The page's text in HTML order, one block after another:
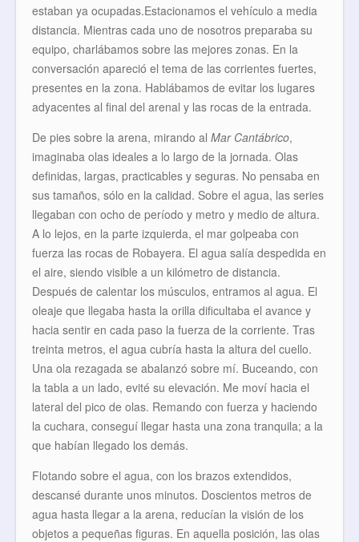
estaban ya ocupadas.Estacionamos el vehículo a media
distancia. Mientras cada uno de nosotros preparaba su
equipo, charlábamos sobre las mejores zonas. En la
conversación apareció el tema de las corrientes fuertes,
presentes en la zona. Hablábamos de evitar los lugares
adyacentes al final del arenal y las rocas de la entrada.
De pies sobre la arena, mirando al Mar Cantábrico,
imaginaba olas ideales a lo largo de la jornada. Olas
definidas, largas, practicables y seguras. No pensaba en
sus tamaños, sólo en la calidad. Sobre el agua, las series
llegaban con ocho de período y metro y medio de altura.
A lo lejos, en la parte izquierda, el mar golpeaba con
fuerza las rocas de Robayera. El agua salía despedida en
el aire, siendo visible a un kilómetro de distancia.
Después de calentar los músculos, entramos al agua. El
oleaje que llegaba hasta la orilla dificultaba el avance y
hacia sentir en cada paso la fuerza de la corriente. Tras
treinta metros, el agua cubría hasta la altura del cuello.
Una ola rezagada se abalanzó sobre mí. Buceando, con
la tabla a un lado, evité su elevación. Me moví hacia el
lateral del pico de olas. Remando con fuerza y haciendo
la cuchara, conseguí llegar hasta una zona tranquila; a la
que habían llegado los demás.
Flotando sobre el agua, con los brazos extendidos,
descansé durante unos minutos. Doscientos metros de
agua hasta llegar a la arena, reducían la visión de los
objetos a pequeñas figuras. En aquella posición, las olas